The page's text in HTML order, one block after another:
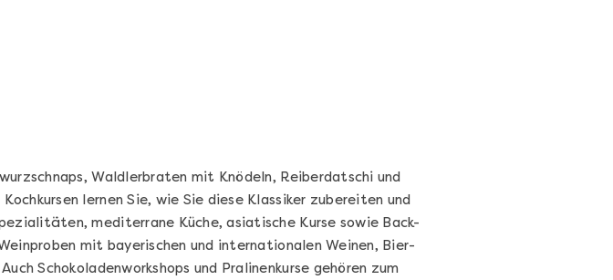
Waldlerbraten mit Knödeln, Reiberdatschi und
lernen Sie, wie Sie diese Klassiker zubereiten und
mediterrane Küche, asiatische Kurse sowie Back-
mit bayerischen und internationalen Weinen, Bier-
Schokoladenworkshops und Pralinenkurse gehören zum